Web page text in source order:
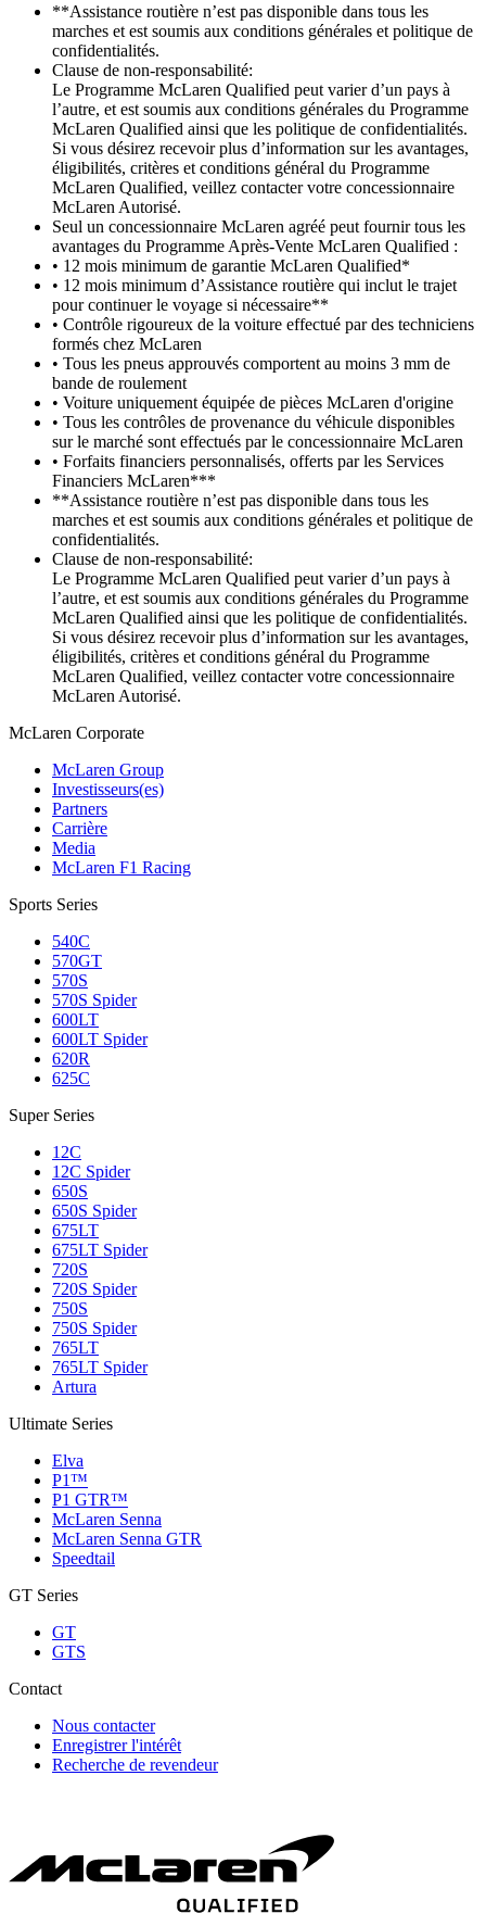
**Assistance routière n’est pas disponible dans tous les
marches et est soumis aux conditions générales et politique de
confidentialités.
Clause de non-responsabilité:
Le Programme McLaren Qualified peut varier d’un pays à
l’autre, et est soumis aux conditions générales du Programme
McLaren Qualified ainsi que les politique de confidentialités.
Si vous désirez recevoir plus d’information sur les avantages,
éligibilités, critères et conditions général du Programme
McLaren Qualified, veillez contacter votre concessionnaire
McLaren Autorisé.
Seul un concessionnaire McLaren agréé peut fournir tous les
avantages du Programme Après-Vente McLaren Qualified :
• 12 mois minimum de garantie McLaren Qualified*
• 12 mois minimum d’Assistance routière qui inclut le trajet
pour continuer le voyage si nécessaire**
• Contrôle rigoureux de la voiture effectué par des techniciens
formés chez McLaren
• Tous les pneus approuvés comportent au moins 3 mm de
bande de roulement
• Voiture uniquement équipée de pièces McLaren d'origine
• Tous les contrôles de provenance du véhicule disponibles
sur le marché sont effectués par le concessionnaire McLaren
• Forfaits financiers personnalisés, offerts par les Services
Financiers McLaren***
**Assistance routière n’est pas disponible dans tous les
marches et est soumis aux conditions générales et politique de
confidentialités.
Clause de non-responsabilité:
Le Programme McLaren Qualified peut varier d’un pays à
l’autre, et est soumis aux conditions générales du Programme
McLaren Qualified ainsi que les politique de confidentialités.
Si vous désirez recevoir plus d’information sur les avantages,
éligibilités, critères et conditions général du Programme
McLaren Qualified, veillez contacter votre concessionnaire
McLaren Autorisé.
McLaren Corporate
McLaren Group
Investisseurs(es)
Partners
Carrière
Media
McLaren F1 Racing
Sports Series
540C
570GT
570S
570S Spider
600LT
600LT Spider
620R
625C
Super Series
12C
12C Spider
650S
650S Spider
675LT
675LT Spider
720S
720S Spider
750S
750S Spider
765LT
765LT Spider
Artura
Ultimate Series
Elva
P1™
P1 GTR™
McLaren Senna
McLaren Senna GTR
Speedtail
GT Series
GT
GTS
Contact
Nous contacter
Enregistrer l'intérêt
Recherche de revendeur